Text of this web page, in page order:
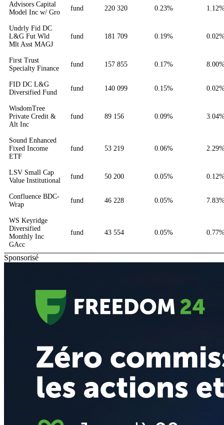
Advisors Capital
Model Inc w/ Gro
fund 220 320 0.23%
Undrly Fid DC
L&G Fut Wld
Mlt Asst MAGJ
fund 181 709 0.19%
First Trust
Specialty Finance
fund 157 855 0.17%
FID DC L&G
Diversified Fund
fund 140 099 0.15%
WisdomTree
Private Credit &
Alt Inc
fund 89 156 0.09%
Sound Enhanced
Fixed Income
ETF
fund 53 219 0.06%
LSV Small Cap
Value Institutional
fund 50 200 0.05%
Confluence BDC-
Wrap
fund 46 228 0.05%
WS Keyridge
Diversified
Monthly Inc
GAcc
fund 43 554 0.05%
Sponsorisé